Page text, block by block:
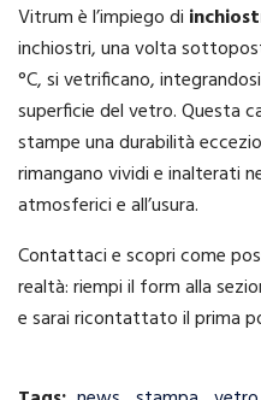
Vitrum è l’impiego di
inchiostri, una volta
°C, si vetrificano,
superficie del vetro. Questa
stampe una durabilità
rimangano vividi e inalterati
atmosferici e all’usura.
Contattaci e scopri come
realtà: riempi il form alla
e sarai ricontattato il prima